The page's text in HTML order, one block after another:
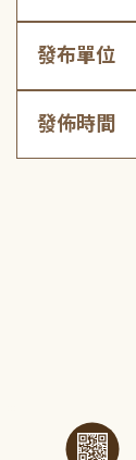
發布單位
發佈時間